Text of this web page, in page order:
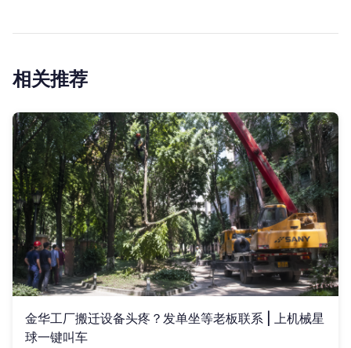
相关推荐
金华工厂搬迁设备头疼？发单坐等老板联系 | 上机械星
球一键叫车